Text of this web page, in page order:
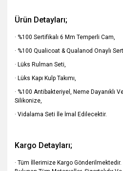
Ürün Detayları;
· %100 Sertifikalı 6 Mm Temperli Cam,
· %100 Qualicoat & Qualanod Onaylı
· Lüks Rulman Seti,
· Lüks Kapı Kulp Takımı,
· %100 Antibakteriyel, Neme Dayanıklı
Silikonize,
· Vidalama Seti İle İmal Edilecektir.
Kargo Detayları;
· Tüm İllerimize Kargo